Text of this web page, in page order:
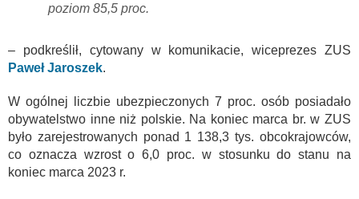
poziom 85,5 proc.
– podkreślił, cytowany w komunikacie, wiceprezes ZUS
Paweł Jaroszek.
W ogólnej liczbie ubezpieczonych 7 proc. osób posiadało
obywatelstwo inne niż polskie. Na koniec marca br. w ZUS
było zarejestrowanych ponad 1 138,3 tys. obcokrajowców,
co oznacza wzrost o 6,0 proc. w stosunku do stanu na
koniec marca 2023 r.